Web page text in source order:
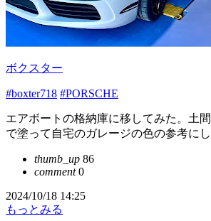
ボクスター
#boxter718 #PORSCHE
エアボートの格納庫に移してみた。土
で塗って自宅のガレージの色の参考に
thumb_up 86
comment0
2024/10/18 14:25
もっとみる